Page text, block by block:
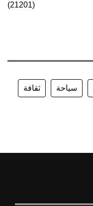
(21201)
سياحة ثقافة